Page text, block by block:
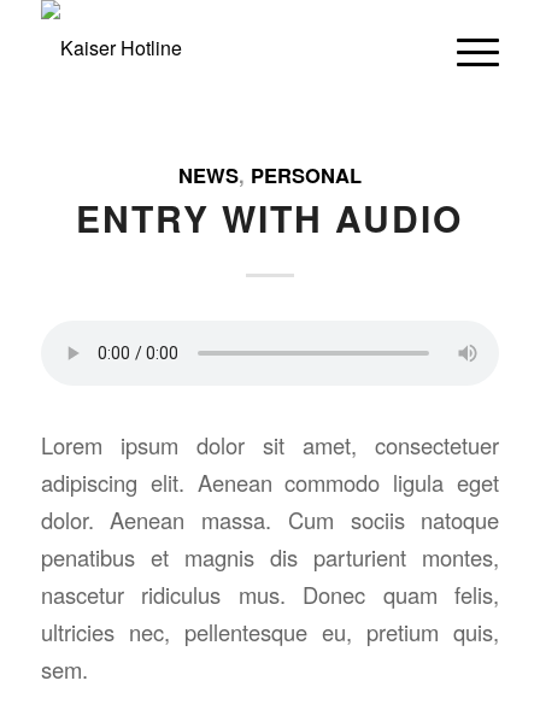
NEWS, PERSONAL
ENTRY WITH AUDIO
Lorem ipsum dolor sit amet, consectetuer
adipiscing elit. Aenean commodo ligula eget
dolor. Aenean massa. Cum sociis natoque
penatibus et magnis dis parturient montes,
nascetur ridiculus mus. Donec quam felis,
ultricies nec, pellentesque eu, pretium quis,
sem.